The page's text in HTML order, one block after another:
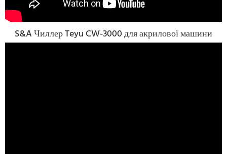
S&A Чиллер Teyu CW-3000 для акрилової машини